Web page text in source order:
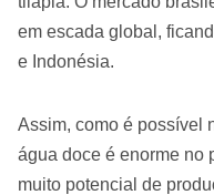
em escada global,
e Indonésia.
Assim, como é possível
água doce é enorme no
muito potencial de